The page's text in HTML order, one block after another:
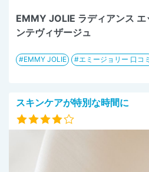
EMMY JOLIE ラディアンス
ンテヴィザージュ
EMMY JOLIE エミージョリー 口コミ
スキンケアが特別な時間に